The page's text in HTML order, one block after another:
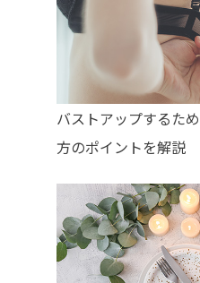
バストアップするた
方のポイントを解説